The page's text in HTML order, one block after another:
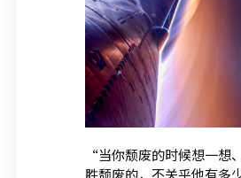
“当你颓废的时候想一想